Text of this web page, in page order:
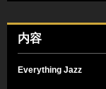
内容
Everything Jazz